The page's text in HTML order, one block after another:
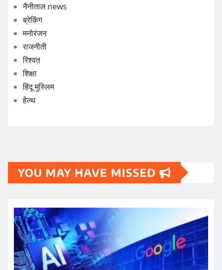
नैनीताल news
ब्रेकिंग
मनोरंजन
राजनीती
रिश्वत
शिक्षा
हिंदू मुस्लिम
हेल्थ
YOU MAY HAVE MISSED